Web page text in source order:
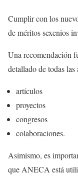
Cumplir con los
de méritos sexenios
Una recomendación
detallado de todas
artículos
proyectos
congresos
colaboraciones.
Asimismo, es
que ANECA está